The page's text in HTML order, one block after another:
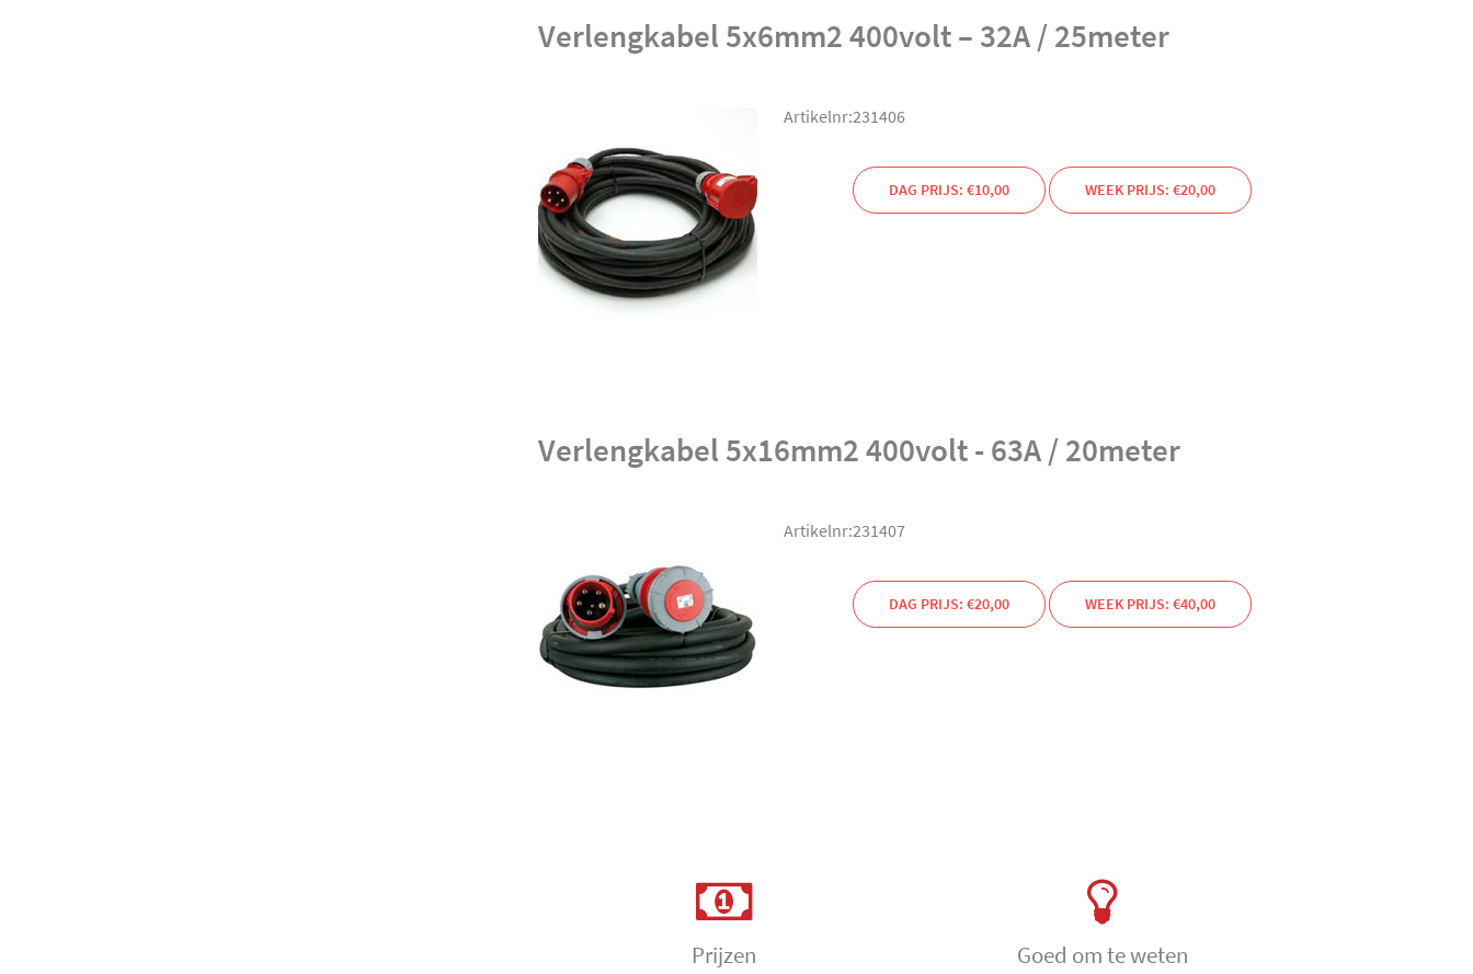
Verlengkabel 5x6mm2 400volt – 32A / 25meter
Artikelnr:231406
DAG PRIJS: €10,00 WEEK PRIJS: €20,00
Verlengkabel 5x16mm2 400volt - 63A / 20meter
Artikelnr:231407
DAG PRIJS: €20,00 WEEK PRIJS: €40,00
Prijzen Goed om te weten